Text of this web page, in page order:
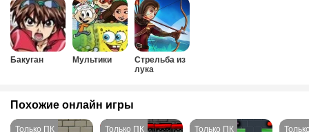
Бакуган Мультики
Стрельба из
лука
Похожие онлайн игры